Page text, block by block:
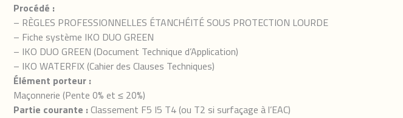
Procédé :
– RÈGLES PROFESSIONNELLES ÉTANCHÉITÉ SOUS PROTECTION LOURDE
– Fiche système IKO DUO GREEN
– IKO DUO GREEN (Document Technique d’Application)
– IKO WATERFIX (Cahier des Clauses Techniques)
Élément porteur :
Maçonnerie (Pente 0% et ≤ 20%)
Partie courante : Classement F5 I5 T4 (ou T2 si surfaçage à l’EAC)